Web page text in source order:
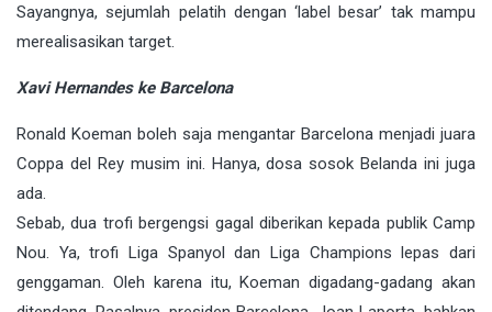
Sayangnya, sejumlah pelatih dengan ‘label besar’ tak mampu
merealisasikan target.
Xavi Hernandes ke Barcelona
Ronald Koeman boleh saja mengantar Barcelona menjadi juara
Coppa del Rey musim ini. Hanya, dosa sosok Belanda ini juga
ada.
Sebab, dua trofi bergengsi gagal diberikan kepada publik Camp
Nou. Ya, trofi Liga Spanyol dan Liga Champions lepas dari
genggaman. Oleh karena itu, Koeman digadang-gadang akan